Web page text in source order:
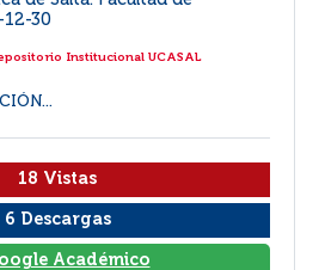
30
Institucional UCASAL
18 Vistas
6 Descargas
Académico